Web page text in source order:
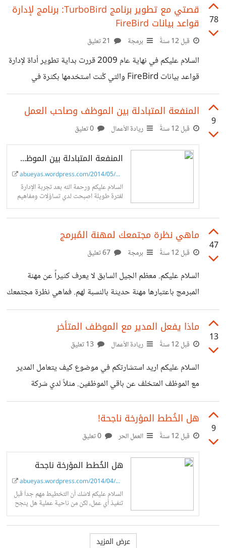
يحدث بسبب الضغط في إنجاز العمل وإفراز هرمون اﻹدرينالين
أثناء البرمجة. ومن اﻷعراض التي وجدها عندي هي اﻷرق عندما
اعمل لفترة طويلة من اليوم والتقليل من النشاطات اﻹجتماعية
والترفيه. في الحقيقة أنصح المبرمجين والمطورين بأن يقللوا
ساعات عملهم إلى 5 ساعات كما اصبحت أفعل اﻵن منذ
78
قصتي مع تطوير برنامج TurboBird: برنامج لإدارة
قواعد بيانات FireBird
قبل 12 سنةً برمجة
السلام عليكم في نهاية عام 2009 قررت بداية تطوير أداة لإدارة
قواعد بيانات FireBird والتي كُنت استخدمها بكثرة في
برامجي الخاصة، والهدف منها أن تكون مفتوحة المصدر، و
متعددة المنصات وفيها كل اﻷشياء التي احتاجها للتعامل مع
قواعد بيانات FireBird. استخدمت أداة التطوير لازاراس والتي
تستخدم مترجم فري باسكال للغة أوبجكت باسكال، وينتج عنها
برنامج تنفيذي Native لا يحتاج لمكتبات إضافية لتشغيله،
ويمكن عمل ترجمة له في عدة منصات منها: وندوز، لينكس
وماكنتوش. وتتميز برامجها بالسرعة في اﻷداء والخفة في
9
المنفعة المتبادلة بين الموظف وصاحب العمل
قبل 12 سنةً ريادة الأعمال
المنفعة المتبادلة بين الموظف وصاحب العمل
abueyas.wordpress.com/2014/05/16/benifit
السلام عليكم ورحمة الله بعد تجربة اﻹدارة
لفترة طويلة اصبحت لدي تساؤلات ومفاهيم
جديدة لم أكن أتطرق إليها جيداً ولم أكن أنظر
47
ماهي نظرة مجتمعك لمهنة المُبرمج
قبل 12 سنةً برمجة
السلام عليكم. معظم الجيل السابق لا يعرف كثيراً عن مهنة
المبرمج باعتبارها مهنة حديثة بالنسبة لهم. فماهي نظرة مجتمعك
لك إذا كُنت مبرمج أو كُنت تنوي دراسة البرمجة. بالنسبي لي
احياناً كثيرة لا اجد تفهم لمهنتي في السودان من الجيل الذي
يسبقنا، فبعضهم يخلط بين برمجة الهاتف وبرمجة الكمبيوتر، مرة
مجال عملكم، فقلت له مجال البرمجة، فقال لي لدي جهاز هاتف
أهدي إلى من الخارج ليس فقط لغة عربية هل
13
ماذا يفعل المدير مع الموظف المتأخر
قبل 12 سنةً ريادة الأعمال
السلام عليكم اريد استشارتكم في موضوع كيف يتعامل المدير
مع الموظف المتخلف عن باقي الموظفين. مثلاً لدي شركة
برمجية صغيرة أديرها وقُمت بتعيين خريجين جدد من الجامعة،
واﻵن بعد عام كامل من العمل تباينت صفاتهم، فمنهم من تفوق
واصبح مبرمج لديه خبرة كافية في التخطيط والتنفيذ وحتى
بعض اﻷمور اﻹدارية، وبعضهم لازال في مكانه لم يتقدم، وربما
تقدم قليلاً لكن ليس بنفس قدر أقرانه. فماهو اﻷفضل لي كمدير
وكصاحب شركة ناشئة مازالت لاتستطيع الوقوف على قدميها.
الموظف المتخلف يؤثر كثيراً
9
هل الخُطط المؤرخة ناجحة!
قبل 12 سنةً العمل الحر
هل الخُطط المؤرخة ناجحة
abueyas.wordpress.com/2014/04/22/plans...
السلام عليكم لاشك أن التخطيط مهم جداً قبل
تنفيذ أي عمل، لكن من ناحية عملية هل ينجح